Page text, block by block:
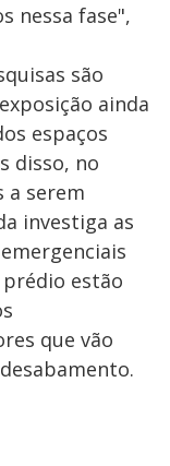
nessa fase",
são
ainda
espaços
disso, no
a serem
investiga as
estão
que vão